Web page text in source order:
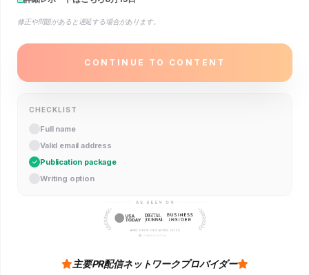
修正や問題があると遅延する場合があります。
CONTINUE TO CONTENT
CHECKLIST
Full name
Valid email address
Publication package
Writing option
主要PR配信ネットワークプロバイダー